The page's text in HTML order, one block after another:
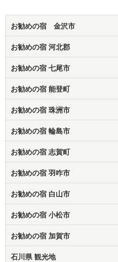
お勧めの宿 金沢市
お勧めの宿 河北郡
お勧めの宿 七尾市
お勧めの宿 能登町
お勧めの宿 珠洲市
お勧めの宿 輪島市
お勧めの宿 志賀町
お勧めの宿 羽咋市
お勧めの宿 白山市
お勧めの宿 小松市
お勧めの宿 加賀市
石川県 観光地